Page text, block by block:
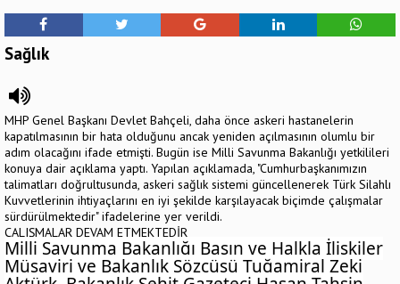
Sağlık
MHP Genel Başkanı Devlet Bahçeli, daha önce askeri hastanelerin
kapatılmasının bir hata olduğunu ancak yeniden açılmasının olumlu bir
adım olacağını ifade etmişti. Bugün ise Milli Savunma Bakanlığı yetkilileri
konuya dair açıklama yaptı. Yapılan açıklamada, "Cumhurbaşkanımızın
talimatları doğrultusunda, askeri sağlık sistemi güncellenerek Türk Silahlı
Kuvvetlerinin ihtiyaçlarını en iyi şekilde karşılayacak biçimde çalışmalar
sürdürülmektedir" ifadelerine yer verildi.
ÇALIŞMALAR DEVAM ETMEKTEDİR
Milli Savunma Bakanlığı Basın ve Halkla İlişkiler
Müşaviri ve Bakanlık Sözcüsü Tuğamiral Zeki